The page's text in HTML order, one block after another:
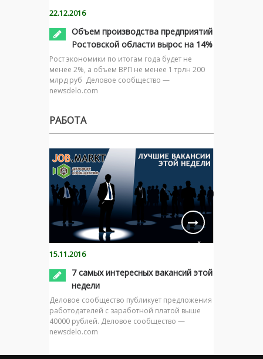
22.12.2016
Объем производства предприятий
Ростовской области вырос на 14%
Рост экономики по итогам года будет не
менее 2%, а объем ВРП не менее 1 трлн 200
млрд руб Деловое сообщество —
newsdelo.com
РАБОТА
15.11.2016
7 самых интересных вакансий этой
недели
Деловое сообщество публикует предложения
работодателей с заработной платой выше
40000 рублей. Деловое сообщество —
newsdelo.com